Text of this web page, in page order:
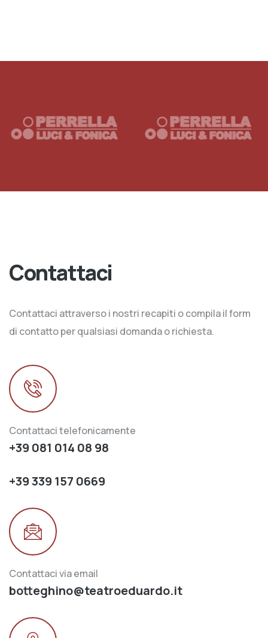
Contattaci
Contattaci attraverso i nostri recapiti o compila il form
di contatto per qualsiasi domanda o richiesta.
Contattaci telefonicamente
+39 081 014 08 98
+39 339 157 0669
Contattaci via email
botteghino@teatroeduardo.it